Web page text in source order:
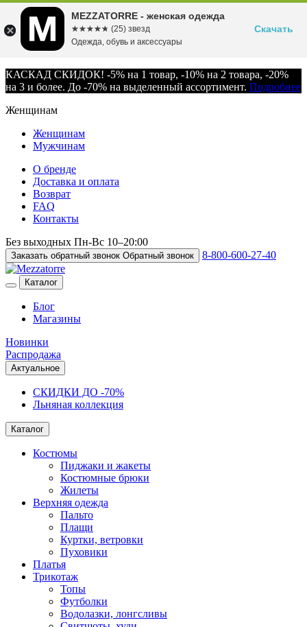
КАСКАД СКИДОК! -5% на 1 товар, -10% на 2 товара, -20%
на 3 и более. До -70% на выделенный ассортимент. Подробнее
Женщинам
Женщинам
Мужчинам
О бренде
Доставка и оплата
Возврат
FAQ
Контакты
Без выходных Пн-Вс 10–20:00
Заказать обратный звонок Обратный звонок 8-800-600-27-40
Каталог
Блог
Магазины
Новинки
Распродажа
Актуальное
СКИДКИ ДО -70%
Льняная коллекция
Каталог
Костюмы
Пиджаки и жакеты
Костюмные брюки
Жилеты
Верхняя одежда
Пальто
Плащи
Куртки, ветровки
Пуховики
Платья
Трикотаж
Топы
Футболки
Водолазки, лонгсливы
MEZZATORRE - женская одежда
☆☆☆☆☆
★★★★★ (25) звезд
Одежда, обувь и аксессуары
Скачать